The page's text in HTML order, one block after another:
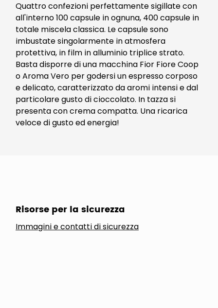
Quattro confezioni perfettamente sigillate con
all'interno 100 capsule in ognuna, 400 capsule in
totale miscela classica. Le capsule sono
imbustate singolarmente in atmosfera
protettiva, in film in alluminio triplice strato.
Basta disporre di una macchina Fior Fiore Coop
o Aroma Vero per godersi un espresso corposo
e delicato, caratterizzato da aromi intensi e dal
particolare gusto di cioccolato. In tazza si
presenta con crema compatta. Una ricarica
veloce di gusto ed energia!
Risorse per la sicurezza
Immagini e contatti di sicurezza